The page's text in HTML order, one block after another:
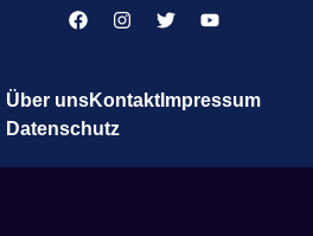
Über unsKontaktImpressum
Datenschutz